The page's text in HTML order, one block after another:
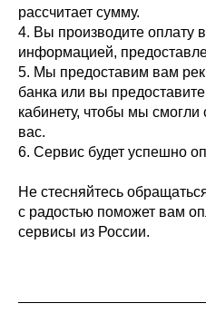
рассчитает сумму.
4. Вы производите оплату
информацией,
5. Мы предоставим вам
банка или вы
кабинету, чтобы мы смогли
вас.
6. Сервис будет успешно
Не стесняйтесь
с радостью поможет вам
сервисы из России.